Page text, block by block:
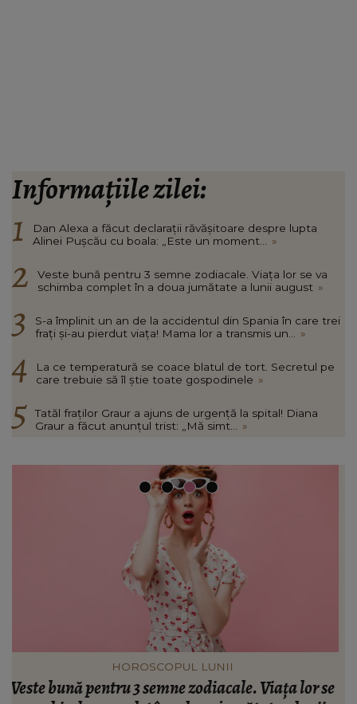
Informațiile zilei:
Dan Alexa a făcut declarații răvășitoare despre lupta
Alinei Pușcău cu boala: „Este un moment...
»
Veste bună pentru 3 semne zodiacale. Viața lor se va
schimba complet în a doua jumătate a lunii august »
S-a împlinit un an de la accidentul din Spania în care trei
frați și-au pierdut viața! Mama lor a transmis un...
»
La ce temperatură se coace blatul de tort. Secretul pe
care trebuie să îl știe toate gospodinele »
Tatăl fraților Graur a ajuns de urgență la spital! Diana
Graur a făcut anunțul trist: „Mă simt...
»
INFORMATIILE ZILEI
S-a împlinit un an de la accidentul din Spania în